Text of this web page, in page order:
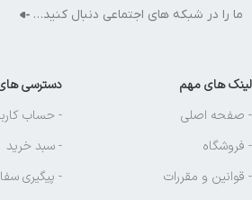
ما را در شبکه های اجتماعی دنبال کنید…
لینک های مهم
- صفحه اصلی
- فروشگاه
- قوانین و مقررات
دسترسی های
- حساب
- سبد خرید
- پیگیری